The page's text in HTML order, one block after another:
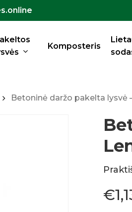
Komposteris
Betoninė daržo pakelta lysvė
€